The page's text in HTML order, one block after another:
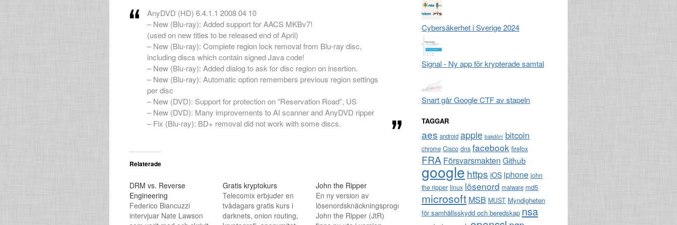
AnyDVD (HD) 6.4.1.1 2008 04 10
– New (Blu-ray): Added support for AACS MKBv7!
(used on new titles to be released end of April)
– New (Blu-ray): Complete region lock removal from Blu-ray disc,
including discs which contain signed Java code!
– New (Blu-ray): Added dialog to ask for disc region on insertion.
– New (Blu-ray): Automatic option remembers previous region settings
per disc
– New (DVD): Support for protection on ”Reservation Road”, US
– New (DVD): Many improvements to AI scanner and AnyDVD ripper
– Fix (Blu-ray): BD+ removal did not work with some discs.
Relaterade
DRM vs. Reverse
Engineering
Federico Biancuzzi
intervjuar Nate Lawson
Gratis kryptokurs
Telecomix erbjuder en
tvådagars gratis kurs i
darknets, onion routing,
John the Ripper
En ny version av
lösenordsknäckningsprogrammet
John the Ripper (JtR)
Cybersäkerhet i Sverige 2024
Signal - Ny app för krypterade samtal
Snart går Google CTF av stapeln
TAGGAR
aes android apple bakdörr bitcoin
chrome Cisco dns facebook firefox
FRA Försvarsmakten Github
google https iOS iphone john
the ripper linux lösenord malware md5
microsoft MSB MUST Myndigheten
för samhällsskydd och beredskap nsa